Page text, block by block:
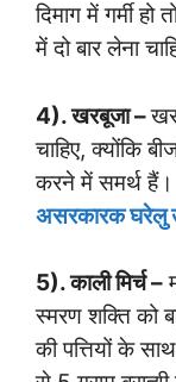
दिमाग में गर्मी
में दो बार लेना
4). खरबूजा –
चाहिए, क्योंकि
करने में समर्थ
असरकारक घरेलु
5). काली मिर्च –
स्मरण शक्ति को
की पत्तियों के